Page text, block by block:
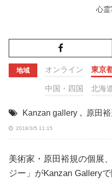
心霊
地域 オンライン 東京
中国・四国 北海
Kanzan gallery , 原田裕
2018/3/5 11:15
美術家・原田裕規の個展
ジー」がKanzan Galleryで